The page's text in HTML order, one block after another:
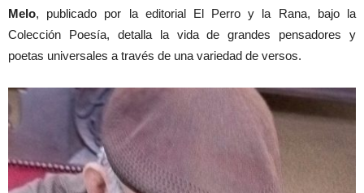
Melo, publicado por la editorial El Perro y la Rana, bajo la
Colección Poesía, detalla la vida de grandes pensadores y
poetas universales a través de una variedad de versos.